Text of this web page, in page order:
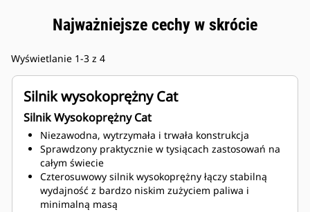
Najważniejsze cechy w skrócie
Wyświetlanie 1-3 z 4
Silnik wysokoprężny Cat
Silnik Wysokoprężny Cat
Niezawodna, wytrzymała i trwała konstrukcja
Sprawdzony praktycznie w tysiącach zastosowań na
całym świecie
Czterosuwowy silnik wysokoprężny łączy stabilną
wydajność z bardzo niskim zużyciem paliwa i
minimalną masą